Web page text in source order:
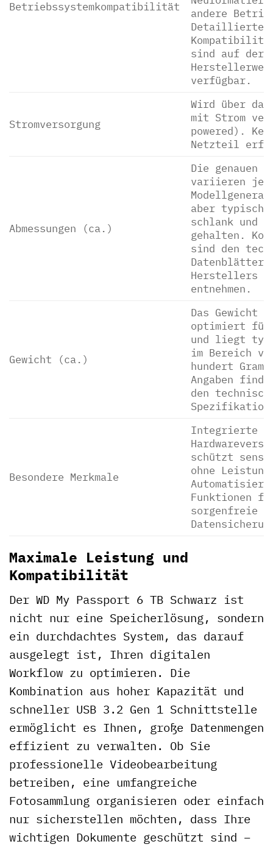
Betriebssystemkompatibilität
andere
Detaillierte
sind auf der
verfügbar.
Stromversorgung
Wird über das
mit Strom
powered).
Netzteil
Abmessungen (ca.)
Die genauen
variieren je
aber
schlank und
gehalten.
sind den
Datenblättern
Herstellers
entnehmen.
Gewicht (ca.)
Das Gewicht
optimiert
und liegt
im Bereich
hundert
Angaben
den
Besondere Merkmale
Integrierte
schützt
ohne
Funktionen
sorgenfreie
Maximale Leistung und
Kompatibilität
Der WD My Passport 6 TB Schwarz ist
nicht nur eine Speicherlösung, sondern
ein durchdachtes System, das darauf
ausgelegt ist, Ihren digitalen
Workflow zu optimieren. Die
Kombination aus hoher Kapazität und
schneller USB 3.2 Gen 1 Schnittstelle
ermöglicht es Ihnen, große Datenmengen
effizient zu verwalten. Ob Sie
professionelle Videobearbeitung
betreiben, eine umfangreiche
Fotosammlung organisieren oder einfach
nur sicherstellen möchten, dass Ihre
wichtigen Dokumente geschützt sind –